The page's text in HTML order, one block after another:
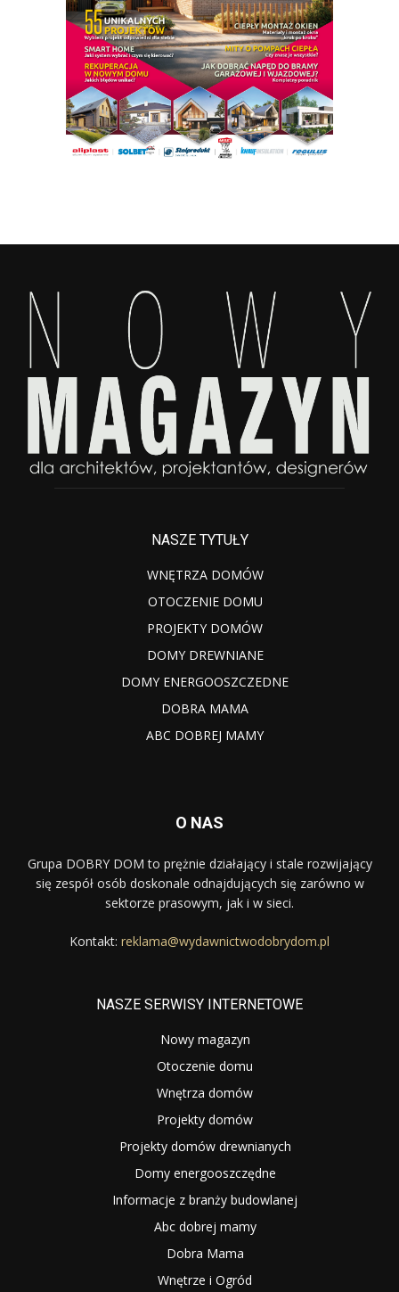
NASZE TYTUŁY
WNĘTRZA DOMÓW
OTOCZENIE DOMU
PROJEKTY DOMÓW
DOMY DREWNIANE
DOMY ENERGOOSZCZEDNE
DOBRA MAMA
ABC DOBREJ MAMY
O NAS
Grupa DOBRY DOM to prężnie działający i stale rozwijający
się zespół osób doskonale odnajdujących się zarówno w
sektorze prasowym, jak i w sieci.
Kontakt: reklama@wydawnictwodobrydom.pl
NASZE SERWISY INTERNETOWE
Nowy magazyn
Otoczenie domu
Wnętrza domów
Projekty domów
Projekty domów drewnianych
Domy energooszczędne
Informacje z branży budowlanej
Abc dobrej mamy
Dobra Mama
Wnętrze i Ogród